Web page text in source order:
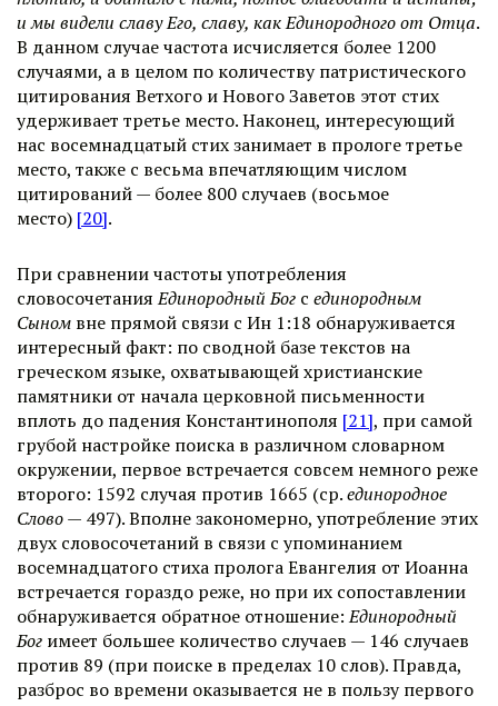
и мы видели славу Его, славу, как Единородного от Отца.
В данном случае частота исчисляется более 1200
случаями, а в целом по количеству патристического
цитирования Ветхого и Нового Заветов этот стих
удерживает третье место. Наконец, интересующий
нас восемнадцатый стих занимает в прологе третье
место, также с весьма впечатляющим числом
цитирований — более 800 случаев (восьмое
место) [20].
При сравнении частоты употребления
словосочетанияЕдинородный Бог с единородным
Сыном вне прямой связи с Ин 1:18 обнаруживается
интересный факт: по сводной базе текстов на
греческом языке, охватывающей христианские
памятники от начала церковной письменности
вплоть до падения Константинополя [21], при самой
грубой настройке поиска в различном словарном
окружении, первое встречается совсем немного реже
второго: 1592 случая против 1665 (ср.единородное
Слово— 497). Вполне закономерно, употребление этих
двух словосочетаний в связи с упоминанием
восемнадцатого стиха пролога Евангелия от Иоанна
встречается гораздо реже, но при их сопоставлении
обнаруживается обратное отношение:Единородный
Бог имеет большее количество случаев — 146 случаев
против 89 (при поиске в пределах 10 слов). Правда,
разброс во времени оказывается не в пользу первого